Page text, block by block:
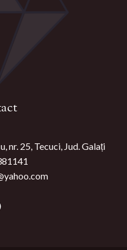
nr. 25, Tecuci, Jud. Galați